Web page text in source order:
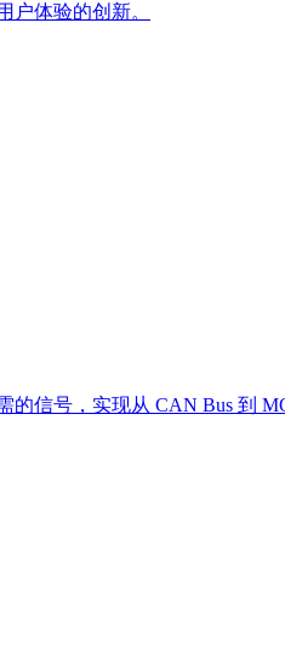
体验的创新。
信号，实现从 CAN Bus 到